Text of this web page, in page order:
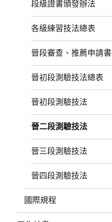
段級證書頒發辦法
各級練習技法總表
晉段審查、推薦申請書
晉初段測驗技法總表
晉初段測驗技法
晉二段測驗技法
晉三段測驗技法
晉四段測驗技法
國際規程